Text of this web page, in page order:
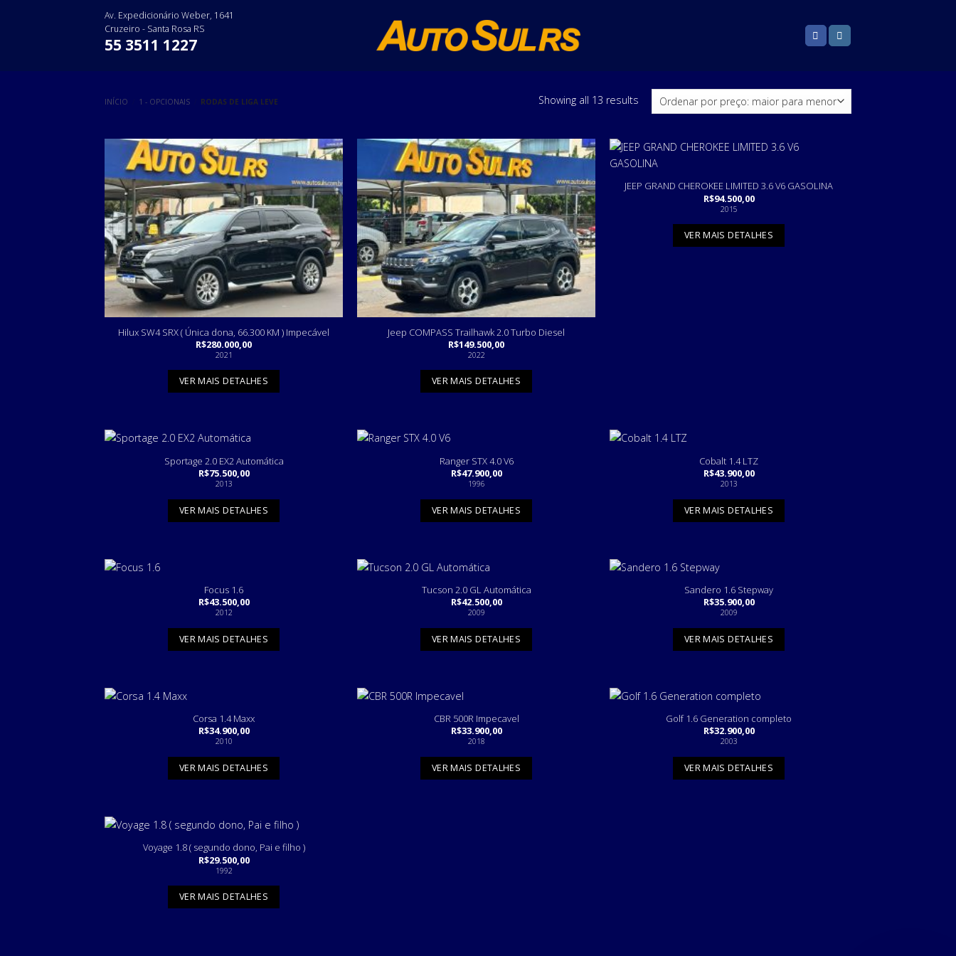
Av. Expedicionário Weber, 1641
Cruzeiro - Santa Rosa RS
55 3511 1227
INÍCIO 1 - OPCIONAIS RODAS DE LIGA LEVE Showing all 13 results
Hilux SW4 SRX ( Única dona, 66.300 KM ) Impecável
R$280.000,00
2021
VER MAIS DETALHES
Jeep COMPASS Trailhawk 2.0 Turbo Diesel
R$149.500,00
2022
VER MAIS DETALHES
JEEP GRAND CHEROKEE LIMITED 3.6 V6 GASOLINA
R$94.500,00
2015
VER MAIS DETALHES
Sportage 2.0 EX2 Automática
R$75.500,00
2013
VER MAIS DETALHES
Ranger STX 4.0 V6
R$47.900,00
1996
VER MAIS DETALHES
Cobalt 1.4 LTZ
R$43.900,00
2013
VER MAIS DETALHES
Focus 1.6
R$43.500,00
2012
VER MAIS DETALHES
Tucson 2.0 GL Automática
R$42.500,00
2009
VER MAIS DETALHES
Sandero 1.6 Stepway
R$35.900,00
2009
VER MAIS DETALHES
Corsa 1.4 Maxx
R$34.900,00
2010
VER MAIS DETALHES
CBR 500R Impecavel
R$33.900,00
2018
VER MAIS DETALHES
Golf 1.6 Generation completo
R$32.900,00
2003
VER MAIS DETALHES
Voyage 1.8 ( segundo dono, Pai e filho )
R$29.500,00
1992
VER MAIS DETALHES